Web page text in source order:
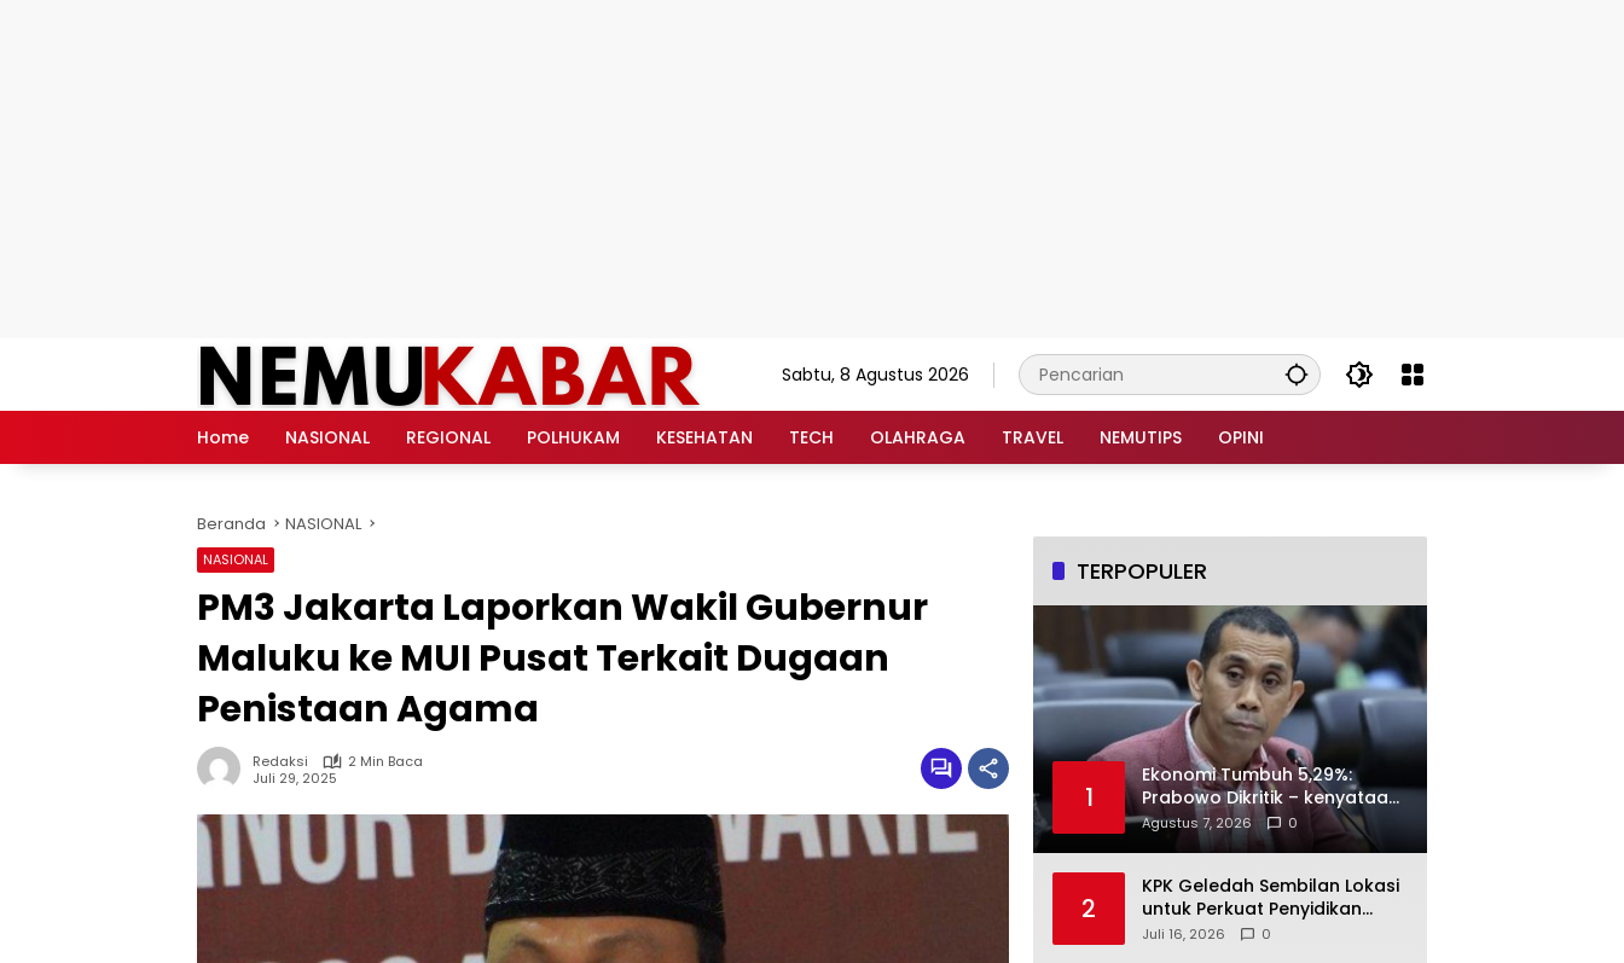
Sabtu, 8 Agustus 2026
Home NASIONAL REGIONAL POLHUKAM KESEHATAN TECH OLAHRAGA TRAVEL NEMUTIPS OPINI
Beranda NASIONAL
NASIONAL
PM3 Jakarta Laporkan Wakil Gubernur
Maluku ke MUI Pusat Terkait Dugaan
Penistaan Agama
Redaksi
2 Min Baca
Juli 29, 2025
TERPOPULER
1
Ekonomi Tumbuh 5,29%:
Prabowo Dikritik – kenyataan
Menjawab
Agustus 7, 2026 0
2
KPK Geledah Sembilan Lokasi
untuk Perkuat Penyidikan
Dugaan Pemerasan Bupati
Juli 16, 2026 0